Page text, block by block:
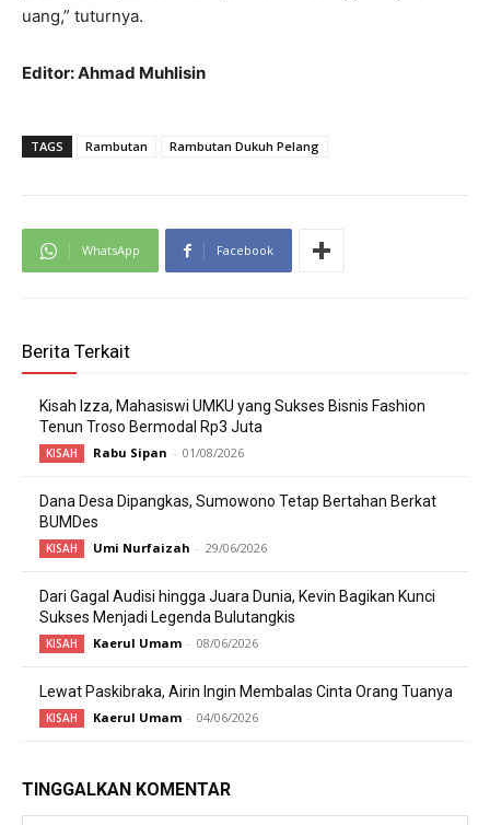
uang,” tuturnya.
Editor: Ahmad Muhlisin
TAGS Rambutan Rambutan Dukuh Pelang
WhatsApp Facebook
Berita Terkait
Kisah Izza, Mahasiswi UMKU yang Sukses Bisnis Fashion
Tenun Troso Bermodal Rp3 Juta
KISAH Rabu Sipan - 01/08/2026
Dana Desa Dipangkas, Sumowono Tetap Bertahan Berkat
BUMDes
KISAH Umi Nurfaizah - 29/06/2026
Dari Gagal Audisi hingga Juara Dunia, Kevin Bagikan Kunci
Sukses Menjadi Legenda Bulutangkis
KISAH Kaerul Umam - 08/06/2026
Lewat Paskibraka, Airin Ingin Membalas Cinta Orang Tuanya
KISAH Kaerul Umam - 04/06/2026
TINGGALKAN KOMENTAR